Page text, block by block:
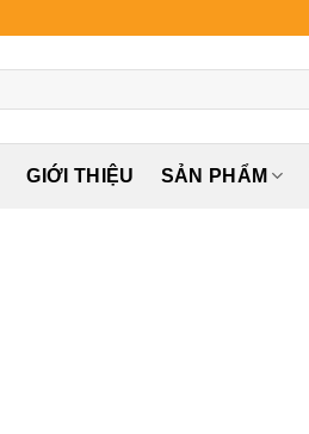
GIỚI THIỆU SẢN PHẨM